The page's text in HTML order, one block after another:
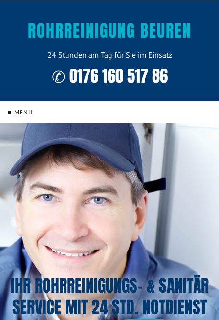
ROHRREINIGUNG BEUREN
24 Stunden am Tag für Sie im Einsatz
✆ 0176 160 517 86
≡ MENU
IHR ROHRREINIGUNGS- & SANITÄR
SERVICE MIT 24 STD. NOTDIENST